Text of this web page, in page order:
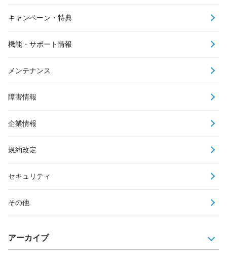
キャンペーン・特典
機能・サポート情報
メンテナンス
障害情報
企業情報
規約改定
セキュリティ
その他
アーカイブ